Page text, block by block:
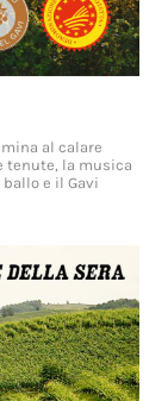
al calare
tenute, la musica
e il Gavi